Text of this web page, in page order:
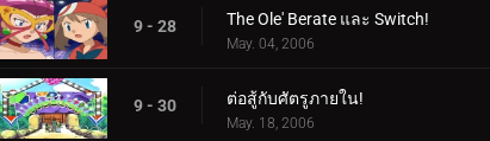
9 - 28 The Ole' Berate และ Switch!
May. 04, 2006
9 - 30 ต่อสู้กับศัตรูภายใน!
May. 18, 2006